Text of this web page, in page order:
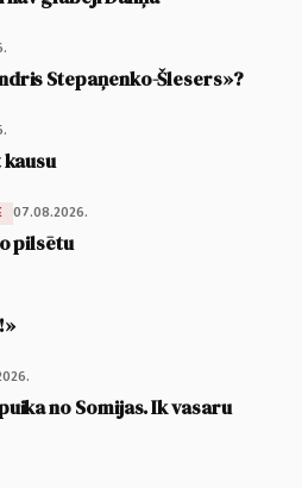
Stepaņenko-Šlesers»?
07.08.2026.
pilsētu
no Somijas. Ik vasaru